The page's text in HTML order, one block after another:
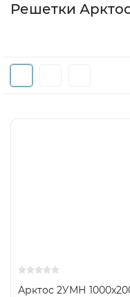
Решетки
Арктос 2УМН